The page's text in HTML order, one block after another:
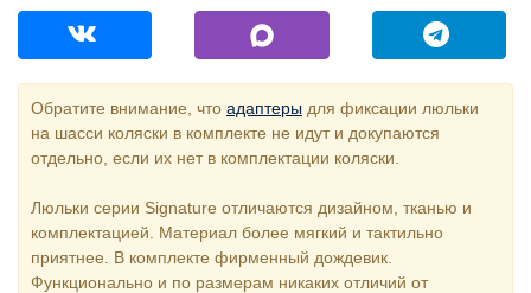
Обратите внимание, что адаптеры для фиксации люльки
на шасси коляски в комплекте не идут и докупаются
отдельно, если их нет в комплектации коляски.
Люльки серии Signature отличаются дизайном, тканью и
комплектацией. Материал более мягкий и тактильно
приятнее. В комплекте фирменный дождевик.
Функционально и по размерам никаких отличий от